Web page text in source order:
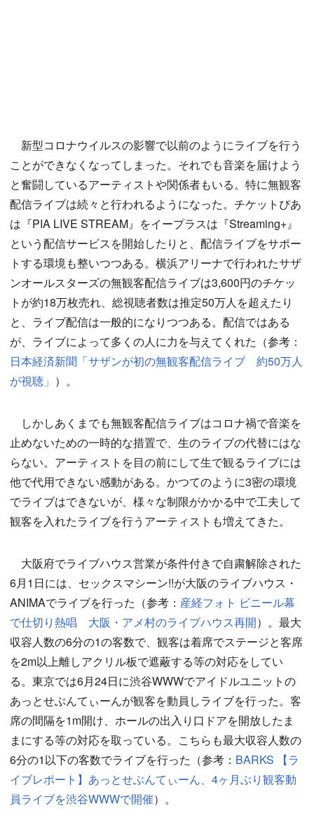
新型コロナウイルスの影響で以前のようにライブを行う
ことができなくなってしまった。それでも音楽を届けよう
と奮闘しているアーティストや関係者もいる。特に無観客
配信ライブは続々と行われるようになった。チケットぴあ
は『PIA LIVE STREAM』をイープラスは『Streaming+』
という配信サービスを開始したりと、配信ライブをサポー
トする環境も整いつつある。横浜アリーナで行われたサザ
ンオールスターズの無観客配信ライブは3,600円のチケッ
トが約18万枚売れ、総視聴者数は推定50万人を超えたり
と、ライブ配信は一般的になりつつある。配信ではある
が、ライブによって多くの人に力を与えてくれた（参考：
日本経済新聞「サザンが初の無観客配信ライブ 約50万人
が視聴」 ）。
しかしあくまでも無観客配信ライブはコロナ禍で音楽を
止めないための一時的な措置で、生のライブの代替にはな
らない。アーティストを目の前にして生で観るライブには
他で代用できない感動がある。かつてのように3密の環境
でライブはできないが、様々な制限がかかる中で工夫して
観客を入れたライブを行うアーティストも増えてきた。
大阪府でライブハウス営業が条件付きで自粛解除された
6月1日には、セックスマシーン!!が大阪のライブハウス・
ANIMAでライブを行った（参考： 産経フォト ビニール幕
で仕切り熱唱 大阪・アメ村のライブハウス再開）。最大
収容人数の6分の1の客数で、観客は着席でステージと客席
を2m以上離しアクリル板で遮蔽する等の対応をしてい
る。東京では6月24日に渋谷WWWでアイドルユニットの
あっとせぶんてぃーんが観客を動員しライブを行った。客
席の間隔を1m開け、ホールの出入り口ドアを開放したま
まにする等の対応を取っている。こちらも最大収容人数の
6分の1以下の客数でライブを行った（参考： BARKS 【ラ
イブレポート】あっとせぶんてぃーん、4ヶ月ぶり観客動
員ライブを渋谷WWWで開催）。